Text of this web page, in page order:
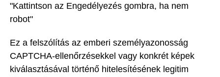
"Kattintson az Engedélyezés gombra, ha nem
robot"
Ez a felszólítás az emberi személyazonosság
CAPTCHA-ellenőrzésekkel vagy konkrét képek
kiválasztásával történő hitelesítésének legitim